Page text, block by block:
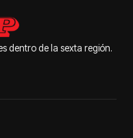
dentro de la sexta región.